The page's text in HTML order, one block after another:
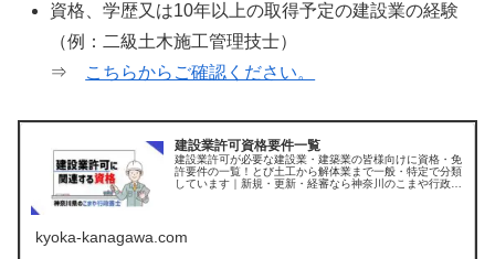
資格、学歴又は10年以上の取得予定の建設業の経験
（例：二級土木施工管理技士）
⇒
こちらからご確認ください。
建設業許可資格要件一覧
建設業許可が必要な建設業・建築業の皆様向けに資格・免
許要件の一覧！とび土工から解体業まで一般・特定で分類
しています｜新規・更新・経審なら神奈川のこまや行政書
kyoka-kanagawa.com